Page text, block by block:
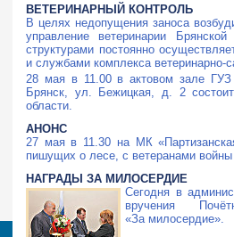
ВЕТЕРИНАРНЫЙ КОНТРОЛЬ
В целях недопущения заноса
управление ветеринарии
структурами постоянно
и службами комплекса ветеринарно-
28 мая в 11.00 в актовом зале
Брянск, ул. Бежицкая, д. 2
области.
АНОНС
27 мая в 11.30 на МК
пишущих о лесе, с ветеранами
НАГРАДЫ ЗА МИЛОСЕРДИЕ
Сегодня в
вручения
«За милосердие».